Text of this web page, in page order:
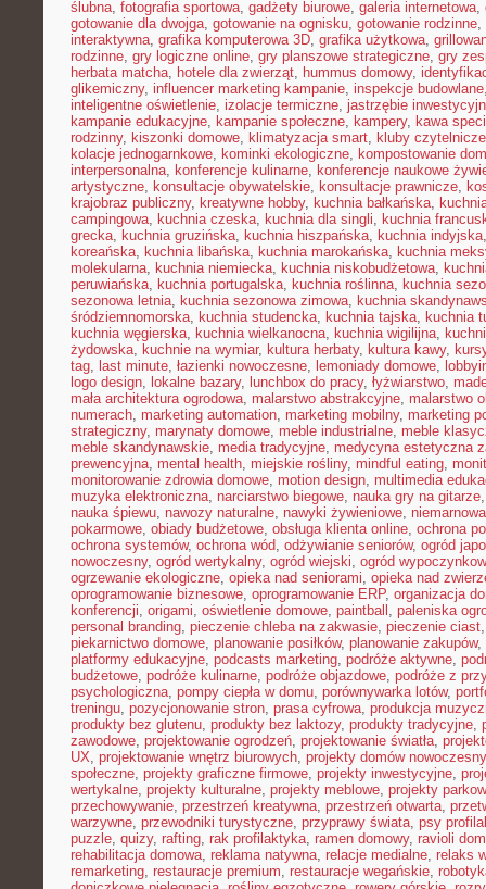
ślubna, fotografia sportowa, gadżety biurowe, galeria internetowa,
gotowanie dla dwojga, gotowanie na ognisku, gotowanie rodzinne,
interaktywna, grafika komputerowa 3D, grafika użytkowa,
rodzinne, gry logiczne online, gry planszowe strategiczne, gry
herbata matcha, hotele dla zwierząt, hummus domowy,
glikemiczny, influencer marketing kampanie, inspekcje budowlane
inteligentne oświetlenie, izolacje termiczne, jastrzębie
kampanie edukacyjne, kampanie społeczne, kampery, kawa
rodzinny, kiszonki domowe, klimatyzacja smart, kluby czytelnicze
kolacje jednogarnkowe, kominki ekologiczne, kompostowanie
interpersonalna, konferencje kulinarne, konferencje naukowe
artystyczne, konsultacje obywatelskie, konsultacje prawnicze,
krajobraz publiczny, kreatywne hobby, kuchnia bałkańska,
campingowa, kuchnia czeska, kuchnia dla singli, kuchnia
grecka, kuchnia gruzińska, kuchnia hiszpańska, kuchnia indyjska
koreańska, kuchnia libańska, kuchnia marokańska, kuchnia
molekularna, kuchnia niemiecka, kuchnia niskobudżetowa,
peruwiańska, kuchnia portugalska, kuchnia roślinna, kuchnia
sezonowa letnia, kuchnia sezonowa zimowa, kuchnia
śródziemnomorska, kuchnia studencka, kuchnia tajska, kuchnia
kuchnia węgierska, kuchnia wielkanocna, kuchnia wigilijna,
żydowska, kuchnie na wymiar, kultura herbaty, kultura kawy,
tag, last minute, łazienki nowoczesne, lemoniady domowe,
logo design, lokalne bazary, lunchbox do pracy, łyżwiarstwo,
mała architektura ogrodowa, malarstwo abstrakcyjne, malarstwo
numerach, marketing automation, marketing mobilny, marketing
strategiczny, marynaty domowe, meble industrialne, meble
meble skandynawskie, media tradycyjne, medycyna estetyczna
prewencyjna, mental health, miejskie rośliny, mindful eating,
monitorowanie zdrowia domowe, motion design, multimedia
muzyka elektroniczna, narciarstwo biegowe, nauka gry na gitarze
nauka śpiewu, nawozy naturalne, nawyki żywieniowe,
pokarmowe, obiady budżetowe, obsługa klienta online, ochrona
ochrona systemów, ochrona wód, odżywianie seniorów, ogród
nowoczesny, ogród wertykalny, ogród wiejski, ogród
ogrzewanie ekologiczne, opieka nad seniorami, opieka nad
oprogramowanie biznesowe, oprogramowanie ERP, organizacja
konferencji, origami, oświetlenie domowe, paintball , paleniska
personal branding, pieczenie chleba na zakwasie, pieczenie ciast
piekarnictwo domowe, planowanie posiłków, planowanie zakupów,
platformy edukacyjne, podcasts marketing, podróże aktywne,
budżetowe, podróże kulinarne, podróże objazdowe, podróże z
psychologiczna, pompy ciepła w domu, porównywarka lotów,
treningu, pozycjonowanie stron, prasa cyfrowa, produkcja
produkty bez glutenu, produkty bez laktozy, produkty tradycyjne,
zawodowe, projektowanie ogrodzeń, projektowanie światła,
UX, projektowanie wnętrz biurowych, projekty domów
społeczne, projekty graficzne firmowe, projekty inwestycyjne,
wertykalne, projekty kulturalne, projekty meblowe, projekty
przechowywanie, przestrzeń kreatywna, przestrzeń otwarta,
warzywne, przewodniki turystyczne, przyprawy świata, psy
puzzle, quizy, rafting, rak profilaktyka, ramen domowy, ravioli
rehabilitacja domowa, reklama natywna, relacje medialne, relaks
remarketing, restauracje premium, restauracje wegańskie,